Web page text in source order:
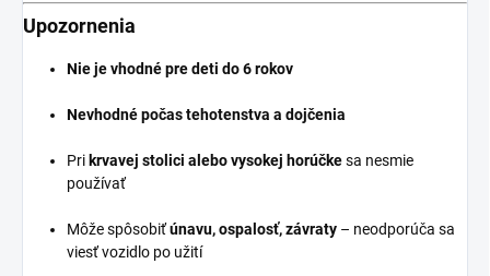
Upozornenia
Nie je vhodné pre deti do 6 rokov
Nevhodné počas tehotenstva a dojčenia
Pri krvavej stolici alebo vysokej horúčkesa nesmie
používať
Môže spôsobiťúnavu, ospalosť, závraty – neodporúča sa
viesť vozidlo po užití